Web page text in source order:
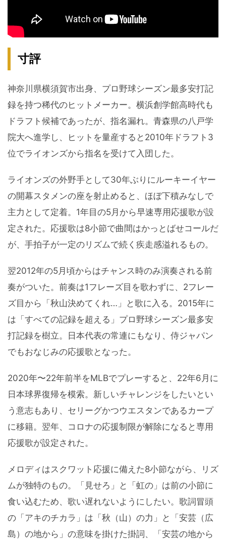
寸評
神奈川県横須賀市出身、プロ野球シーズン最多安打記
録を持つ稀代のヒットメーカー。横浜創学館高時代も
ドラフト候補であったが、指名漏れ。青森県の八戸学
院大へ進学し、ヒットを量産すると2010年ドラフト3
位でライオンズから指名を受けて入団した。
ライオンズの外野手として30年ぶりにルーキーイヤー
の開幕スタメンの座を射止めると、ほぼ下積みなしで
主力として定着。1年目の5月から早速専用応援歌が設
定された。応援歌は8小節で曲間はかっとばせコールだ
が、手拍子が一定のリズムで続く疾走感溢れるもの。
翌2012年の5月頃からはチャンス時のみ演奏される前
奏がついた。前奏は1フレーズ目を歌わずに、2フレー
ズ目から「秋山決めてくれ…」と歌に入る。2015年に
は「すべての記録を超える」プロ野球シーズン最多安
打記録を樹立。日本代表の常連にもなり、侍ジャパン
でもおなじみの応援歌となった。
2020年〜22年前半をMLBでプレーすると、22年6月に
日本球界復帰を模索。新しいチャレンジをしたいとい
う意志もあり、セリーグかつウエスタンであるカープ
に移籍。翌年、コロナの応援制限が解除になると専用
応援歌が設定された。
メロディはスクワット応援に備えた8小節ながら、リズ
ムが独特のもの。「見せろ」と「虹の」は前の小節に
食い込むため、歌い遅れないようにしたい。歌詞冒頭
の「アキのチカラ」は「秋（山）の力」と「安芸（広
島）の地から」の意味を掛けた掛詞、「安芸の地から